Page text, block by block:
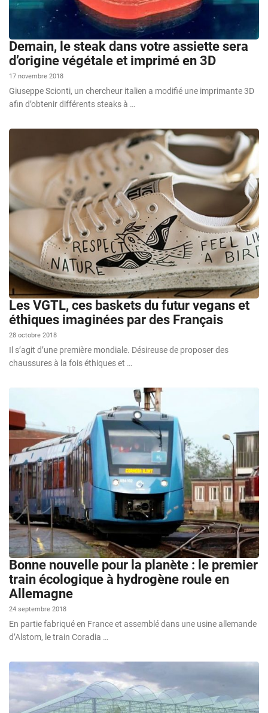
Demain, le steak dans votre assiette sera
d’origine végétale et imprimé en 3D
17 novembre 2018
Giuseppe Scionti, un chercheur italien a modifié une imprimante 3D
afin d’obtenir différents steaks à …
Les VGTL, ces baskets du futur vegans et
éthiques imaginées par des Français
28 octobre 2018
Il s’agit d’une première mondiale. Désireuse de proposer des
chaussures à la fois éthiques et …
Bonne nouvelle pour la planète : le premier
train écologique à hydrogène roule en
Allemagne
24 septembre 2018
En partie fabriqué en France et assemblé dans une usine allemande
d’Alstom, le train Coradia …